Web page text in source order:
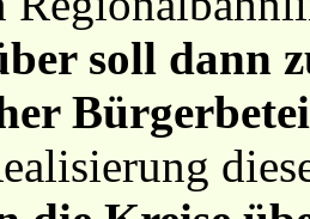
soll dann